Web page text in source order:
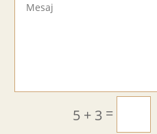
5 + 3 =